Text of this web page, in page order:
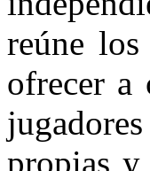
reúne
ofrecer a
propias y